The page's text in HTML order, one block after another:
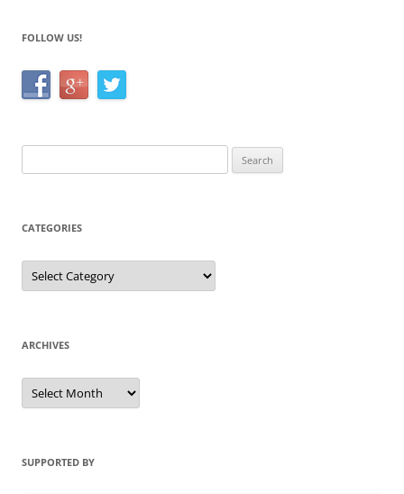
FOLLOW US!
for:
CATEGORIES
Categories
ARCHIVES
Archives
SUPPORTED BY